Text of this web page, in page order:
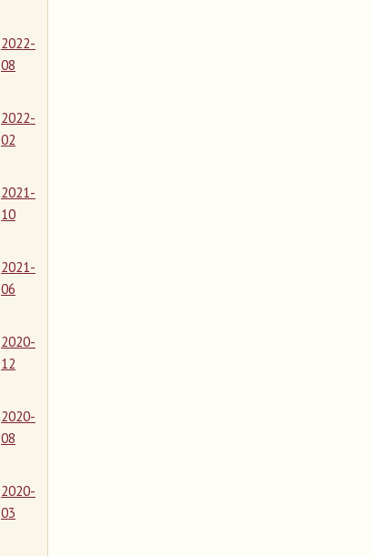
2022-
08
2022-
02
2021-
10
2021-
06
2020-
12
2020-
08
2020-
03